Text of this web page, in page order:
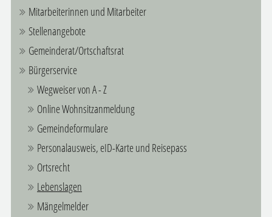
Mitarbeiterinnen und Mitarbeiter
Stellenangebote
Gemeinderat/Ortschaftsrat
Bürgerservice
Wegweiser von A - Z
Online Wohnsitzanmeldung
Gemeindeformulare
Personalausweis, eID-Karte und Reisepass
Ortsrecht
Lebenslagen
Mängelmelder